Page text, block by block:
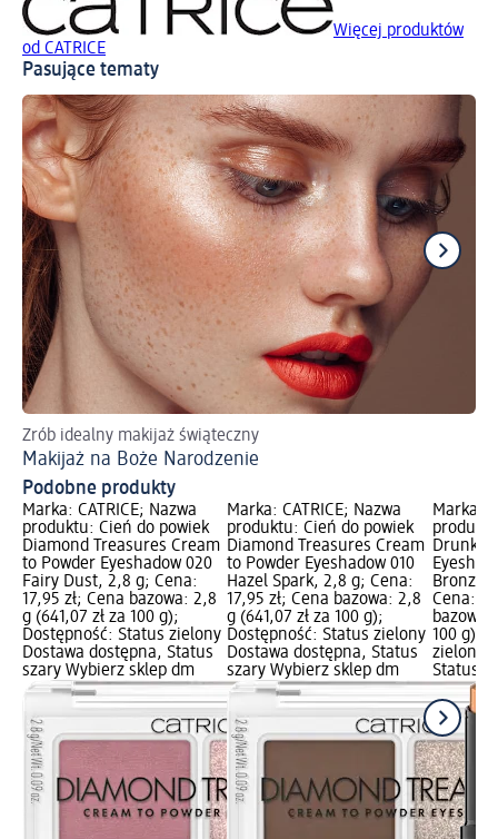
Więcej produktów
od CATRICE
Pasujące tematy
Zrób idealny makijaż świąteczny
Makijaż na Boże Narodzenie
Podobne produkty
Marka: CATRICE; Nazwa
produktu: Cień do powiek
Diamond Treasures Cream
to Powder Eyeshadow 020
Fairy Dust, 2,8 g; Cena:
17,95 zł; Cena bazowa: 2,8
g (641,07 zł za 100 g);
Dostępność: Status zielony
Dostawa dostępna, Status
szary Wybierz sklep dm
Marka: CATRICE; Nazwa
produktu: Cień do powiek
Diamond Treasures Cream
to Powder Eyeshadow 010
Hazel Spark, 2,8 g; Cena:
17,95 zł; Cena bazowa: 2,8
g (641,07 zł za 100 g);
Dostępność: Status zielony
Dostawa dostępna, Status
szary Wybierz sklep dm
Marka:
Drunk'n
Cena:
bazowa:
100 g);
zielony
Status